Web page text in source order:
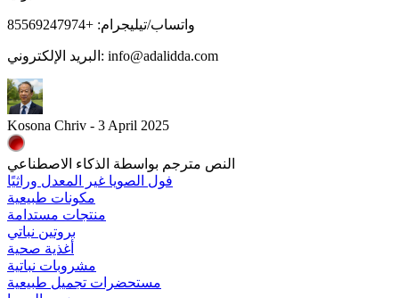
واتساب/تيليجرام: +85569247974
البريد الإلكتروني: info@adalidda.com
Kosona Chriv - 3 April 2025
النص مترجم بواسطة الذكاء الاصطناعي
فول الصويا غير المعدل وراثيًا
مكونات طبيعية
منتجات مستدامة
بروتين نباتي
أغذية صحية
مشروبات نباتية
مستحضرات تجميل طبيعية